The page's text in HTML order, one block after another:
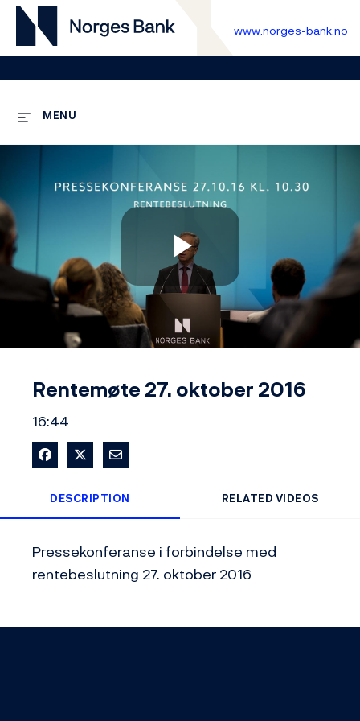
www.norges-bank.no
MENU
Play
Rentemøte 27. oktober 2016
16:44
Share on Facebook
Share on XShare via Email
DESCRIPTION RELATED VIDEOS
Pressekonferanse i forbindelse med
rentebeslutning 27. oktober 2016